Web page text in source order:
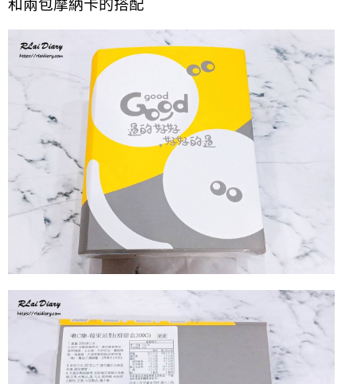
和兩包摩納卡的搭配